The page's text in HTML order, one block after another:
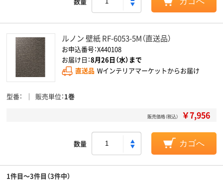
ルノン 壁紙 RF-6053-5M（直送品）
お申込番号：X440108
お届け日：8月26日（水）まで
直送品 Wインテリアマーケットからお届け
型番 販売単位 1巻
販売価格（税込） ￥7,956
数量 カゴへ
1件目～3件目（3件中）